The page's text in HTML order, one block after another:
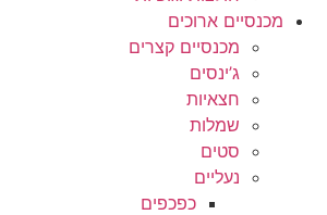
מכנסיים ארוכים
מכנסיים קצרים
ג’ינסים
חצאיות
שמלות
סטים
נעליים
כפכפים